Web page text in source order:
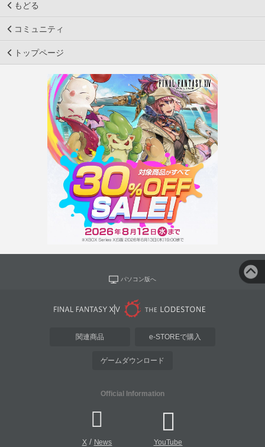
もどる
コミュニティ
トップページ
パソコン版へ
関連商品 e-STOREで購入
ゲームダウンロード
Official Information
X/ News YouTube